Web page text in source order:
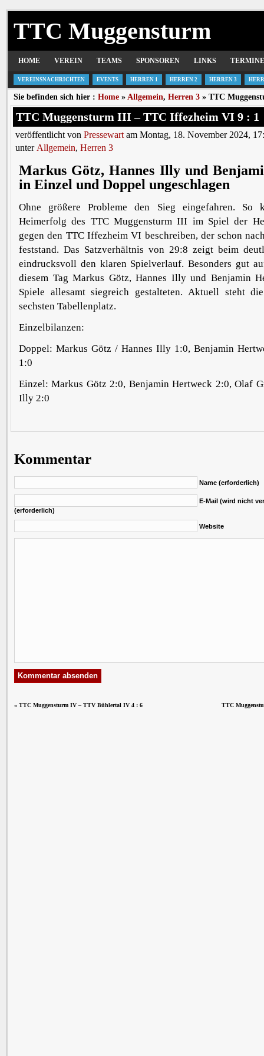
TTC Muggensturm
HOME VEREIN TEAMS SPONSOREN LINKS TERMINE
VEREINSNACHRICHTEN EVENTS HERREN 1 HERREN 2 HERREN 3
Sie befinden sich hier : Home » Allgemein, Herren 3 » TTC
TTC Muggensturm III – TTC Iffezheim VI 9 : 1
veröffentlicht von Pressewart am Montag, 18. November 2024,
unter Allgemein, Herren 3
Markus Götz, Hannes Illy und
in Einzel und Doppel ungeschlagen
Ohne größere Probleme den Sieg eingefahren. So
Heimerfolg des TTC Muggensturm III im Spiel der
gegen den TTC Iffezheim VI beschreiben, der schon
feststand. Das Satzverhältnis von 29:8 zeigt beim
eindrucksvoll den klaren Spielverlauf. Besonders gut
diesem Tag Markus Götz, Hannes Illy und Benjamin
Spiele allesamt siegreich gestalteten. Aktuell steht
sechsten Tabellenplatz.
Einzelbilanzen:
Doppel: Markus Götz / Hannes Illy 1:0, Benjamin
1:0
Einzel: Markus Götz 2:0, Benjamin Hertweck 2:0, Olaf
Illy 2:0
Kommentar
Name (erforderlich)
E-Mail (wird nicht
(erforderlich)
Website
« TTC Muggensturm IV – TTV Bühlertal IV 4 : 6 TTC